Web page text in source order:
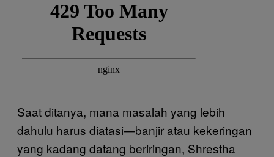
Saat ditanya, mana masalah yang lebih
dahulu harus diatasi—banjir atau kekeringan
yang kadang datang beriringan, Shrestha